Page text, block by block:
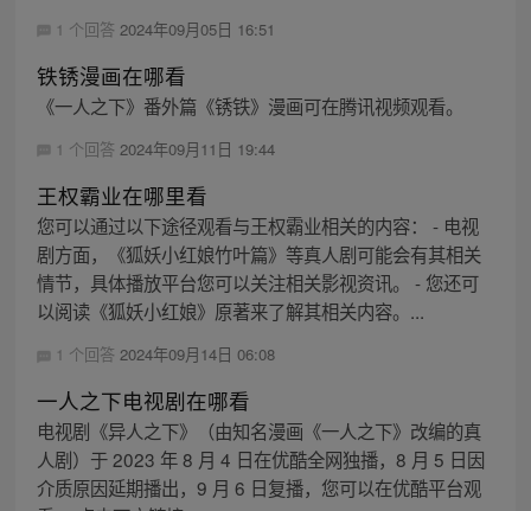
1 个回答 2024年09月05日 16:51
铁锈漫画在哪看
《一人之下》番外篇《锈铁》漫画可在腾讯视频观看。
1 个回答 2024年09月11日 19:44
王权霸业在哪里看
您可以通过以下途径观看与王权霸业相关的内容： - 电视
剧方面，《狐妖小红娘竹叶篇》等真人剧可能会有其相关
情节，具体播放平台您可以关注相关影视资讯。 - 您还可
以阅读《狐妖小红娘》原著来了解其相关内容。...
1 个回答 2024年09月14日 06:08
一人之下电视剧在哪看
电视剧《异人之下》（由知名漫画《一人之下》改编的真
人剧）于 2023 年 8 月 4 日在优酷全网独播，8 月 5 日因
介质原因延期播出，9 月 6 日复播，您可以在优酷平台观